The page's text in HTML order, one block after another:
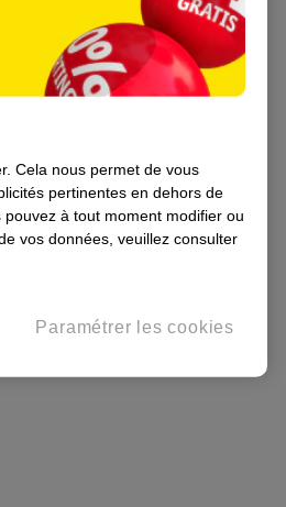
l’entreprise
Cela nous permet de vous
pertinentes en dehors de
pouvez à tout moment modifier ou
vos données, veuillez consulter
Paramétrer les cookies